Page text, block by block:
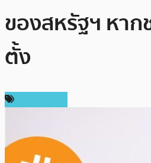
ของสหรัฐฯ หาก
ตั้ง